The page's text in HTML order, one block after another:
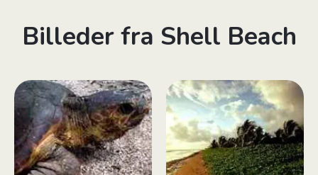
Billeder fra Shell Beach